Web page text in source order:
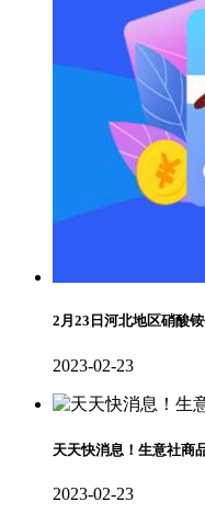
2月23日河北地区硝酸
2023-02-23
天天快消息！生意社商
2023-02-23